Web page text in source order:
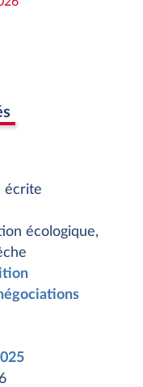
écrite
écologique,